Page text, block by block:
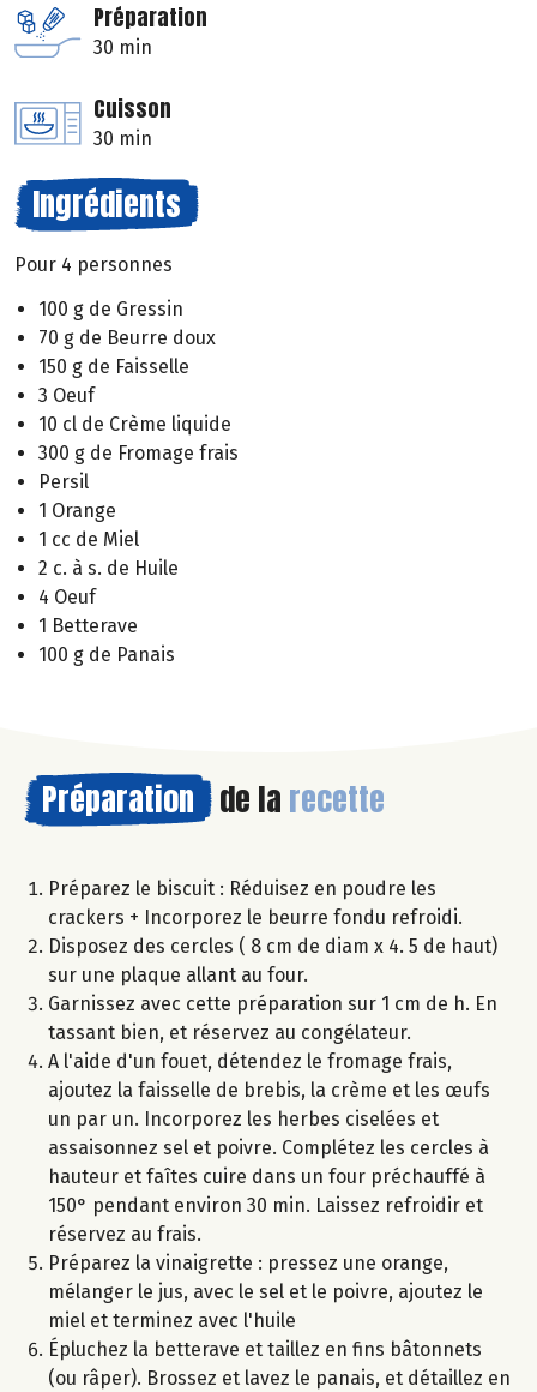
Préparation
30 min
Cuisson
30 min
Ingrédients
Pour 4 personnes
100 g de Gressin
70 g de Beurre doux
150 g de Faisselle
3 Oeuf
10 cl de Crème liquide
300 g de Fromage frais
Persil
1 Orange
1 cc de Miel
2 c. à s. de Huile
4 Oeuf
1 Betterave
100 g de Panais
Préparation de la recette
Préparez le biscuit : Réduisez en poudre les
crackers + Incorporez le beurre fondu refroidi.
Disposez des cercles ( 8 cm de diam x 4. 5 de haut)
sur une plaque allant au four.
Garnissez avec cette préparation sur 1 cm de h. En
tassant bien, et réservez au congélateur.
A l'aide d'un fouet, détendez le fromage frais,
ajoutez la faisselle de brebis, la crème et les œufs
un par un. Incorporez les herbes ciselées et
assaisonnez sel et poivre. Complétez les cercles à
hauteur et faîtes cuire dans un four préchauffé à
150° pendant environ 30 min. Laissez refroidir et
réservez au frais.
Préparez la vinaigrette : pressez une orange,
mélanger le jus, avec le sel et le poivre, ajoutez le
miel et terminez avec l'huile
Épluchez la betterave et taillez en fins bâtonnets
(ou râper). Brossez et lavez le panais, et détaillez en